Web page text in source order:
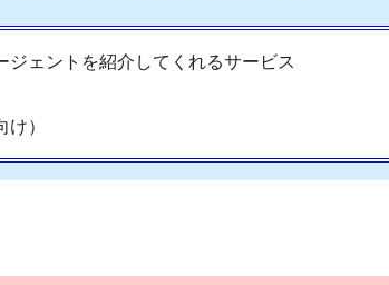
ェントを紹介してくれるサービス
）